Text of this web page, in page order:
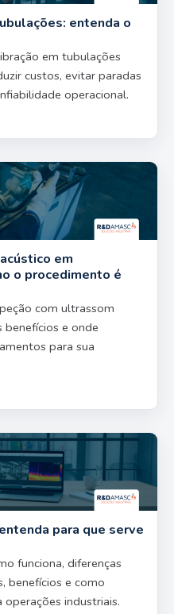
entenda o
em tubulações
custos, evitar paradas
operacional.
em
o procedimento é
com ultrassom
benefícios e onde
para sua
para que serve
funciona, diferenças
benefícios e como
industriais.